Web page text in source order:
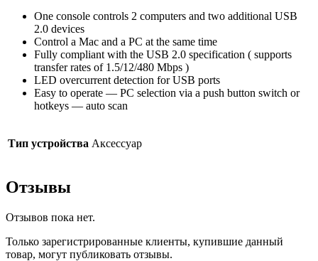
One console controls 2 computers and two additional USB
2.0 devices
Control a Mac and a PC at the same time
Fully compliant with the USB 2.0 specification ( supports
transfer rates of 1.5/12/480 Mbps )
LED overcurrent detection for USB ports
Easy to operate — PC selection via a push button switch or
hotkeys — auto scan
Тип устройства Аксессуар
Отзывы
Отзывов пока нет.
Только зарегистрированные клиенты, купившие данный
товар, могут публиковать отзывы.